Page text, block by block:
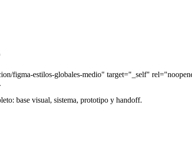
figma-estilos-globales-medio" target="_self"
base visual, sistema, prototipo y handoff.